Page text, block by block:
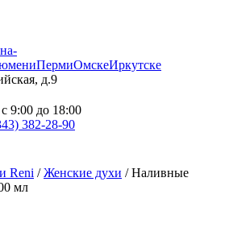
ПермиОмскеИркутске
д.9
9:00 до 18:00
382-28-90
Reni /Женские духи / Наливные
мл